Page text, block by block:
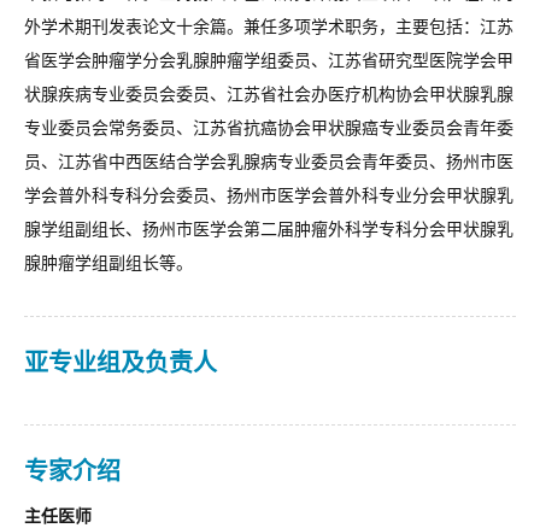
外学术期刊发表论文十余篇。兼任多项学术职务，主要包括：江苏
省医学会肿瘤学分会乳腺肿瘤学组委员、江苏省研究型医院学会甲
状腺疾病专业委员会委员、江苏省社会办医疗机构协会甲状腺乳腺
专业委员会常务委员、江苏省抗癌协会甲状腺癌专业委员会青年委
员、江苏省中西医结合学会乳腺病专业委员会青年委员、扬州市医
学会普外科专科分会委员、扬州市医学会普外科专业分会甲状腺乳
腺学组副组长、扬州市医学会第二届肿瘤外科学专科分会甲状腺乳
腺肿瘤学组副组长等。
亚专业组及负责人
专家介绍
主任医师